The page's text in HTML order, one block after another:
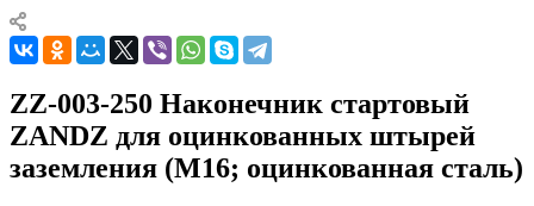
ZZ-003-250 Наконечник стартовый
ZANDZ для оцинкованных штырей
заземления (М16; оцинкованная сталь)